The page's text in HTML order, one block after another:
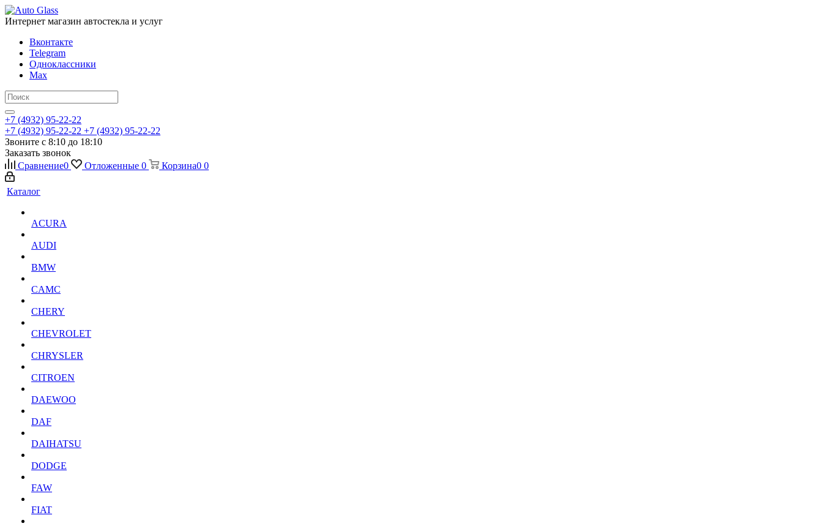
Интернет магазин автостекла и услуг
Вконтакте
Telegram
Одноклассники
Max
+7 (4932) 95-22-22
+7 (4932) 95-22-22 +7 (4932) 95-22-22
Звоните с 8:10 до 18:10
Заказать звонок
Сравнение0 Отложенные 0 Корзина0 0
Каталог
ACURA
AUDI
BMW
CAMC
CHERY
CHEVROLET
CHRYSLER
CITROEN
DAEWOO
DAF
DAIHATSU
DODGE
FAW
FIAT